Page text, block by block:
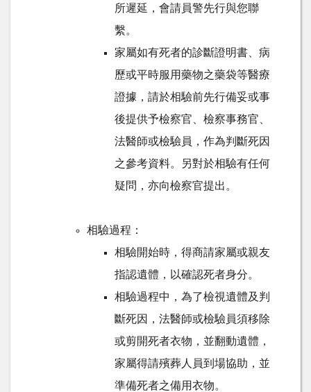
所遲延，會請員警先行與您聯
繫。
家屬如有死者的診斷證明書、病
歷或平時服用藥物之藥袋等醫療
證據，請於相驗前先行備妥或事
後提供予檢察官、檢察事務官、
法醫師或檢驗員，作為判斷死因
之參考資料。另對於相驗有任何
疑問，亦向檢察官提出。
相驗過程：
相驗開始時，得商請家屬或親友
指認遺體，以確認死者身分。
相驗過程中，為了檢視遺體及判
斷死因，法醫師或檢驗員須移除
或剪開死者衣物，並翻動遺體，
家屬得請殯葬人員到場協助，並
準備死者之備用衣物。